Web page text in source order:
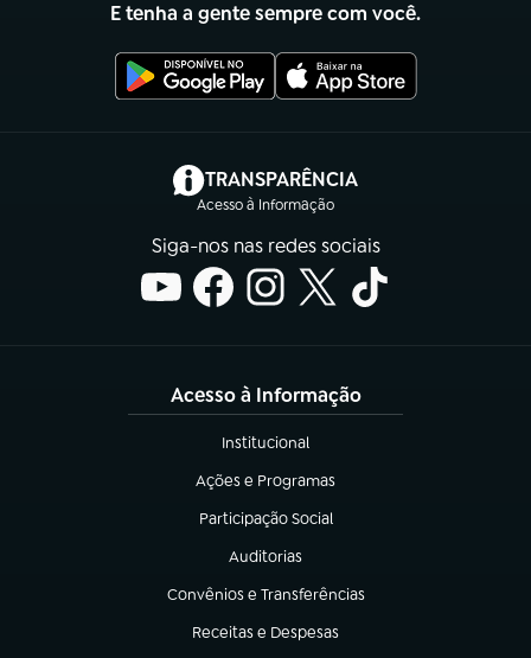
E tenha a gente sempre com você.
TRANSPARÊNCIA
Acesso à Informação
(abre em nova aba)
Siga-nos nas redes sociais
Acesso à Informação
Institucional
(abre em nova aba)
Ações e Programas
(abre em nova aba)
Participação Social
(abre em nova aba)
Auditorias
(abre em nova aba)
Convênios e Transferências
(abre em nova aba)
Receitas e Despesas
(abre em nova aba)